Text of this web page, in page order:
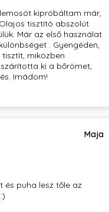
kipróbáltam már,
tisztító abszolút
Már az első használat
. Gyengéden,
miközben
ki a bőrömet,
Imádom!
Maja
és puha lesz tőle az